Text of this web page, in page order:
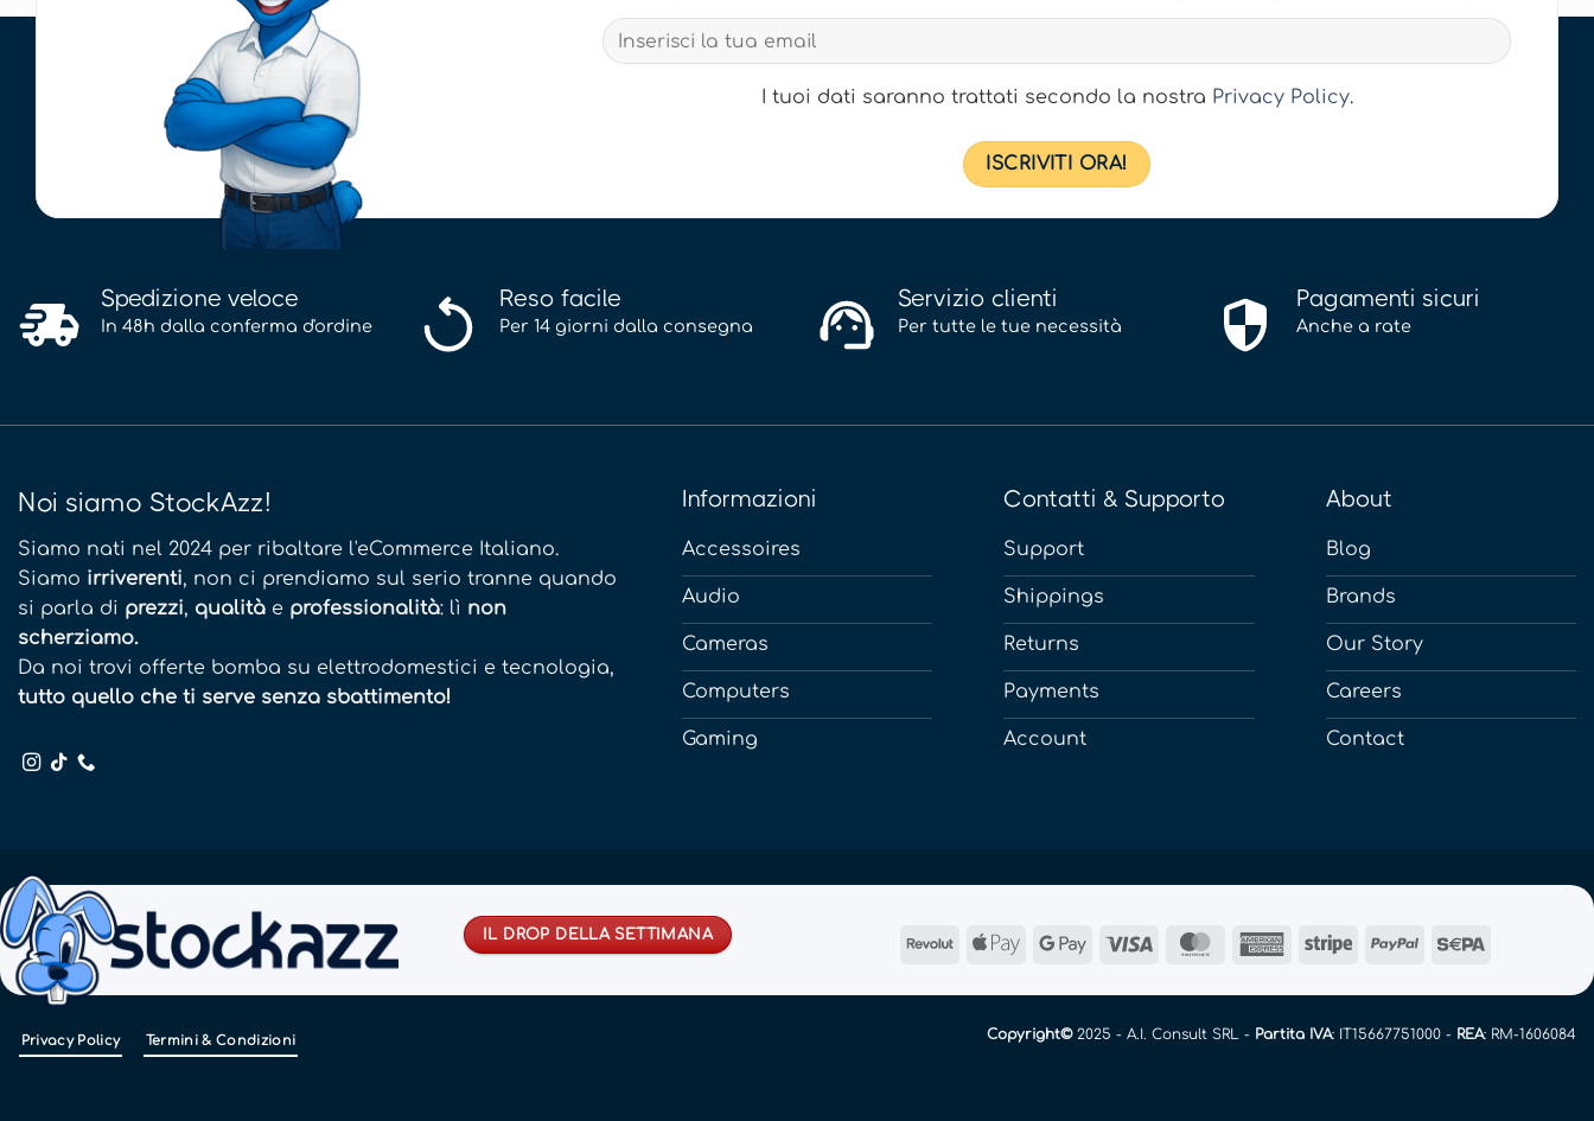
I tuoi dati saranno trattati secondo la nostra Privacy Policy.
Spedizione veloce
In 48h dalla conferma d'ordine
Reso facile
Per 14 giorni dalla consegna
Servizio clienti
Per tutte le tue necessità
Pagamenti sicuri
Anche a rate
Noi siamo StockAzz!
Siamo nati nel 2024 per ribaltare l'eCommerce Italiano.
Siamo irriverenti, non ci prendiamo sul serio tranne quando
si parla di prezzi, qualità e professionalità: lì non
scherziamo.
Da noi trovi offerte bomba su elettrodomestici e tecnologia,
tutto quello che ti serve senza sbattimento!
Informazioni
Accessoires
Audio
Cameras
Computers
Gaming
Contatti & Supporto
Support
Shippings
Returns
Payments
Account
About
Blog
Brands
Our Story
Careers
Contact
IL DROP DELLA SETTIMANA RevolutApple GoogleVisa MasterCardAmericanStripe PayPal
Privacy Policy Termini & Condizioni Copyright©2025 - A.I. Consult SRL - Partita IVA: IT15667751000 - REA: RM-1606084